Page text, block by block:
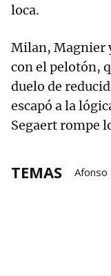
loca.
Milan, Magnier
con el pelotón,
duelo de
escapó a la
Segaert rompe
TEMAS Afonso